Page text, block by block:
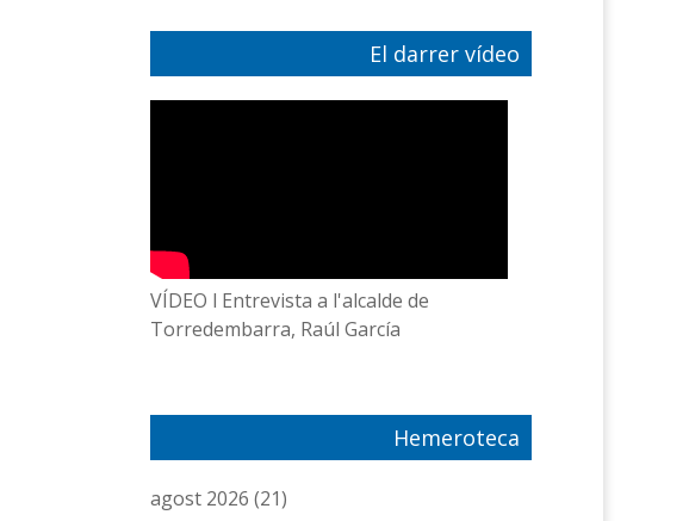
El darrer vídeo
VÍDEO l Entrevista a l'alcalde de
Torredembarra, Raúl García
Hemeroteca
agost 2026 (21)